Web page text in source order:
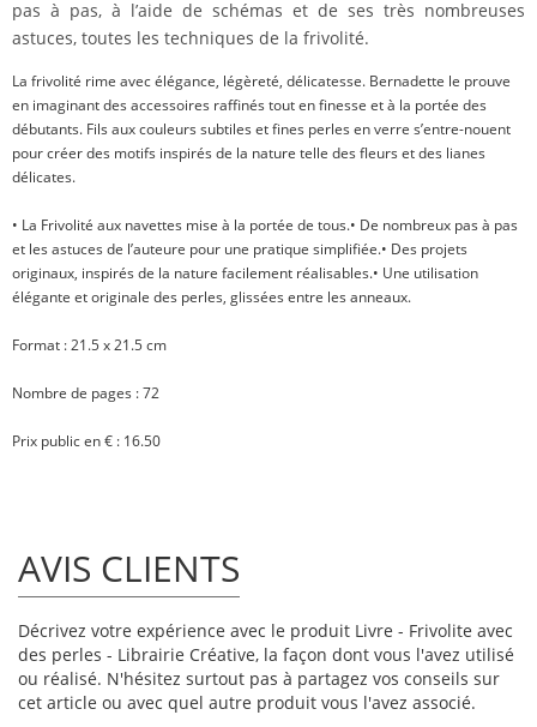
pas à pas, à l’aide de schémas et de ses très nombreuses
astuces, toutes les techniques de la frivolité.
La frivolité rime avec élégance, légèreté, délicatesse. Bernadette le prouve
en imaginant des accessoires raffinés tout en finesse et à la portée des
débutants. Fils aux couleurs subtiles et fines perles en verre s’entre-nouent
pour créer des motifs inspirés de la nature telle des fleurs et des lianes
délicates.
• La Frivolité aux navettes mise à la portée de tous.• De nombreux pas à pas
et les astuces de l’auteure pour une pratique simplifiée.• Des projets
originaux, inspirés de la nature facilement réalisables.• Une utilisation
élégante et originale des perles, glissées entre les anneaux.
Format : 21.5 x 21.5 cm
Nombre de pages : 72
Prix public en € : 16.50
AVIS CLIENTS
Décrivez votre expérience avec le produit Livre - Frivolite avec
des perles - Librairie Créative, la façon dont vous l'avez utilisé
ou réalisé. N'hésitez surtout pas à partagez vos conseils sur
cet article ou avec quel autre produit vous l'avez associé.